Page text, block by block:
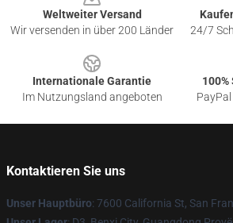
Weltweiter Versand
Wir versenden in über 200 Länder
24/7
Internationale Garantie
Im Nutzungsland angeboten
Kontaktieren Sie uns
Unser Hauptbüro: 7600 California St, San